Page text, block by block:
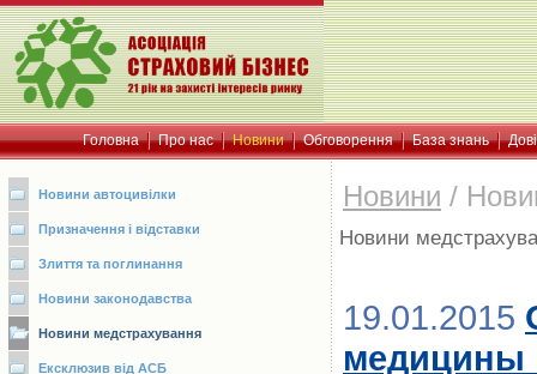
Головна Про нас Новини Обговорення База знань
Новини автоцивілки
Призначення і відставки
Злиття та поглинання
Новини законодавства
Новини медстрахування
Ексклюзив від АСБ
Новини /
Новини
19.01.2015
медицины